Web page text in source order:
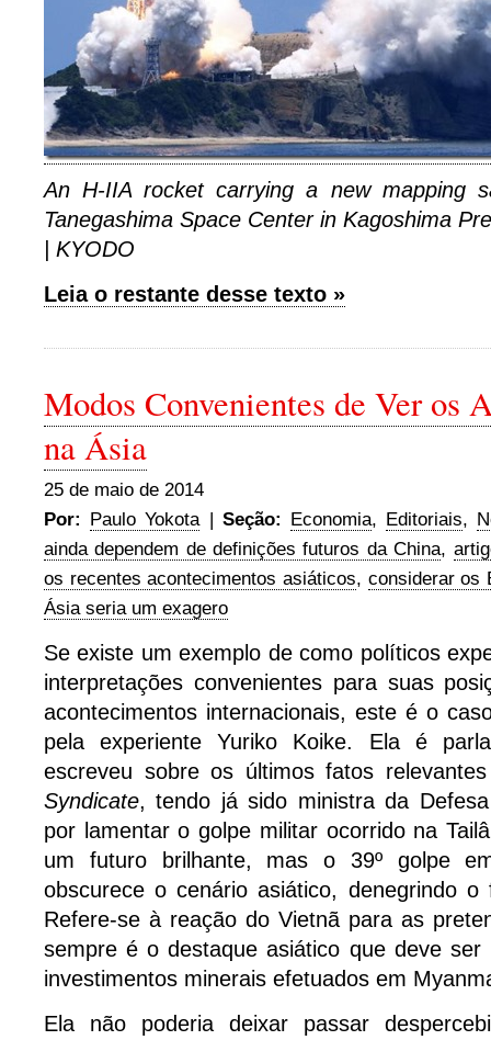
An H-IIA rocket carrying a new mapping
Tanegashima Space Center in Kagoshima
| KYODO
Leia o restante desse texto »
Modos Convenientes de Ver os
na Ásia
25 de maio de 2014
Por: Paulo Yokota| Seção: Economia, Editoriais,
ainda dependem de definições futuros da China,
os recentes acontecimentos asiáticos, considerar os
Ásia seria um exagero
Se existe um exemplo de como políticos
interpretações convenientes para suas
acontecimentos internacionais, este é o
pela experiente Yuriko Koike. Ela é
escreveu sobre os últimos fatos
Syndicate, tendo já sido ministra da
por lamentar o golpe militar ocorrido na
um futuro brilhante, mas o 39º golpe
obscurece o cenário asiático, denegrindo
Refere-se à reação do Vietnã para as
sempre é o destaque asiático que deve ser
investimentos minerais efetuados em
Ela não poderia deixar passar